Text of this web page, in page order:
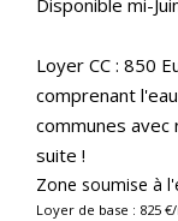
Loyer CC : 850
comprenant
communes avec
suite !
Zone soumise à
Loyer de base : 825